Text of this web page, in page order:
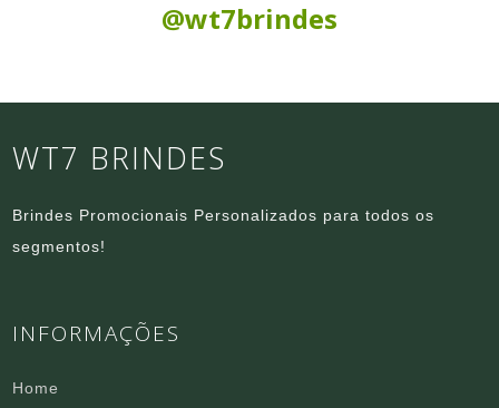
@wt7brindes
WT7 BRINDES
Brindes Promocionais Personalizados para todos os
segmentos!
INFORMAÇÕES
Home